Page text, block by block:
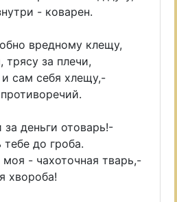
- коварен.
вредному клещу,
трясу за плечи,
сам себя хлещу,-
деньги отоварь!-
тебе до гроба.
- чахоточная тварь,-
хвороба!